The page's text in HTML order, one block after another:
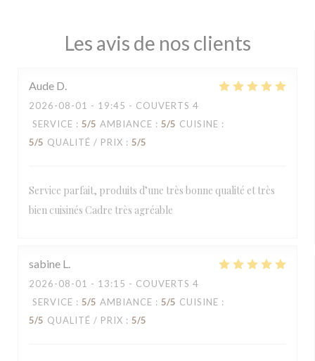
Les avis de nos clients
Aude D
2026-08-01 - 19:45 - COUVERTS 4
SERVICE : 5/5 AMBIANCE : 5/5 CUISINE :
5/5 QUALITÉ / PRIX : 5/5
Service parfait, produits d’une très bonne qualité et très
bien cuisinés Cadre très agréable
sabine L
2026-08-01 - 13:15 - COUVERTS 4
SERVICE : 5/5 AMBIANCE : 5/5 CUISINE :
5/5 QUALITÉ / PRIX : 5/5